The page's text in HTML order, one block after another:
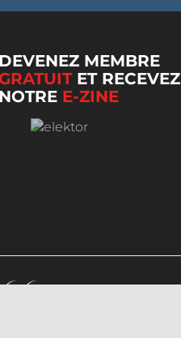
DEVENEZ MEMBRE
ET RECEVEZ
NOTRE E-ZINE